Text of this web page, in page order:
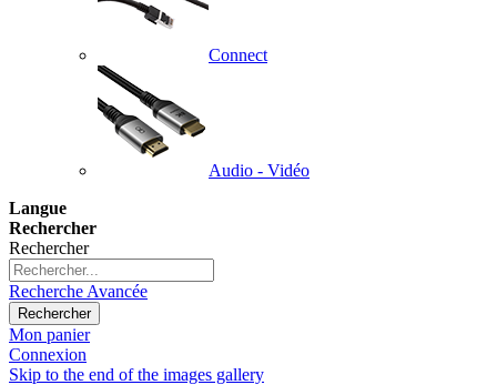
Connect
Audio - Vidéo
Langue
Rechercher
Rechercher
Recherche Avancée
Rechercher
Mon panier
Connexion
Skip to the end of the images gallery